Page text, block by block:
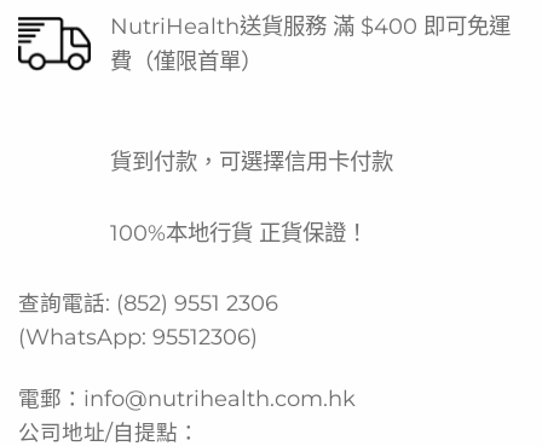
NutriHealth送貨服務 滿 $400 即可免運
費（僅限首單）
貨到付款，可選擇信用卡付款
100%本地行貨 正貨保證！
查詢電話: (852) 9551 2306
(WhatsApp: 95512306)
電郵： info@nutrihealth.com.hk
公司地址/自提點：